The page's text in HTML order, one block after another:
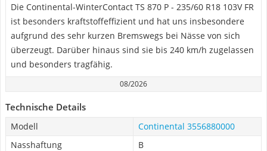
Die Continental-WinterContact TS 870 P - 235/60 R18 103V FR
ist besonders kraftstoffeffizient und hat uns insbesondere
aufgrund des sehr kurzen Bremswegs bei Nässe von sich
überzeugt. Darüber hinaus sind sie bis 240 km/h zugelassen
und besonders tragfähig.
08/2026
Technische Details
Modell
Continental 3556880000
Nasshaftung
B